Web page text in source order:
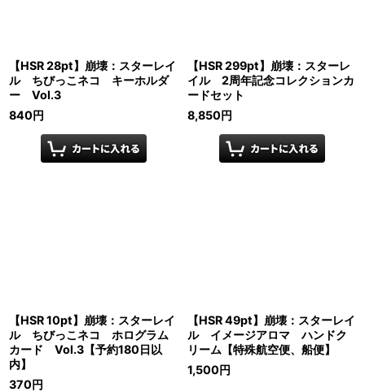
【HSR 28pt】崩壊：スターレイ
ル ちびっこネコ キーホルダ
ー Vol.3
840円
【HSR 299pt】崩壊：スターレ
イル 2周年記念コレクションカ
ードセット
8,850円
【HSR 10pt】崩壊：スターレイ
ル ちびっこネコ ホログラム
カード Vol.3【予約180日以
内】
370円
【HSR 49pt】崩壊：スターレイ
ル イメージアロマ ハンドク
リーム【特殊航空便、船便】
1,500円